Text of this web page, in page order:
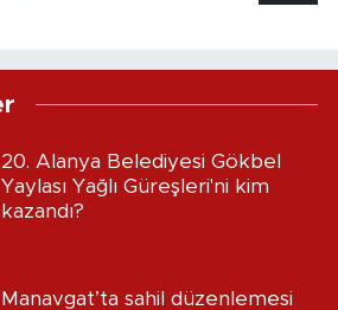
20. Alanya Belediyesi Gökbel
Yaylası Yağlı Güreşleri'ni kim
kazandı?
Manavgat’ta sahil düzenlemesi